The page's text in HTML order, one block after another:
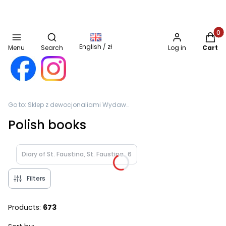
Menu
Open search engine
Search English / zł Log in Cart
Go to: Sklep z dewocjonaliami Wydawnictwa MISERICORDIA Zgromadzenia Sióstr Matki Bożej Miłosierdzia
Polish books
Diary of St. Faustina, St. Faustina 6
Filters
Products: 673